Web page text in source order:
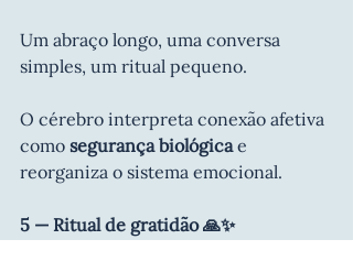
Um abraço longo, uma conversa
simples, um ritual pequeno.
O cérebro interpreta conexão afetiva
como segurança biológica e
reorganiza o sistema emocional.
5 — Ritual de gratidão 🙏✨